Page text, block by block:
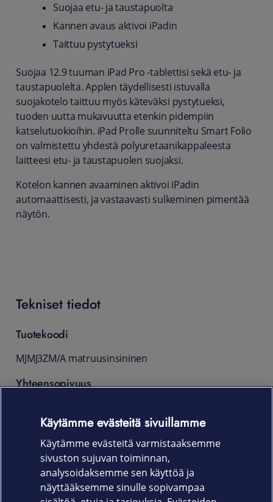
Suojaa etu- ja taustapuolta
Kannen avaus aktivoi iPadin
Taittuu pystytueksi
Suojaa 12.9 tuuman iPad Pro -tablettisi sekä etu- ja
taustapuolelta. Applen täydellisesti istuvalla
suojakotelo taittuu myös käteväksi pystytueksi,
tuoden uutta mukavuutta etenkin pidempiin
katselutuokioihin. iPad Prolle suunniteltu Smart Folio
on valmistettu yhdestä polyuretaani­kappaleesta
laitteesi etu- ja taustapuolen suojaksi.
Kotelon kannen avaaminen aktivoi iPadin
automaattisesti, ja vastaavasti sulkeminen pimentää
näytön.
Tekniset tiedot
Tuotekoodi
MJMJ3ZM/A matruusinsininen
Yhteensopivuus
12,9 tuuman iPad Pro (4. sukupolvi)
12,9 tuuman iPad Pro (3. sukupolvi)
Pakkauksen sisältö
Smart Folio -suojakotelo
Käytämme evästeitä sivuillamme
Käytämme evästeitä varmistaaksemme
sivuston sujuvan toiminnan,
analysoidaksemme sen käyttöä ja
näyttääksemme sinulle sopivampaa